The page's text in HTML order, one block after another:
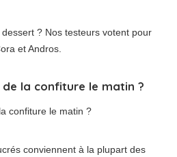
? Nos testeurs votent pour
et Andros.
la confiture le matin ?
conviennent à la plupart des